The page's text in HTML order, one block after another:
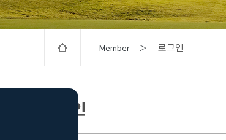
HOME
Member ＞ 로그인
로그인